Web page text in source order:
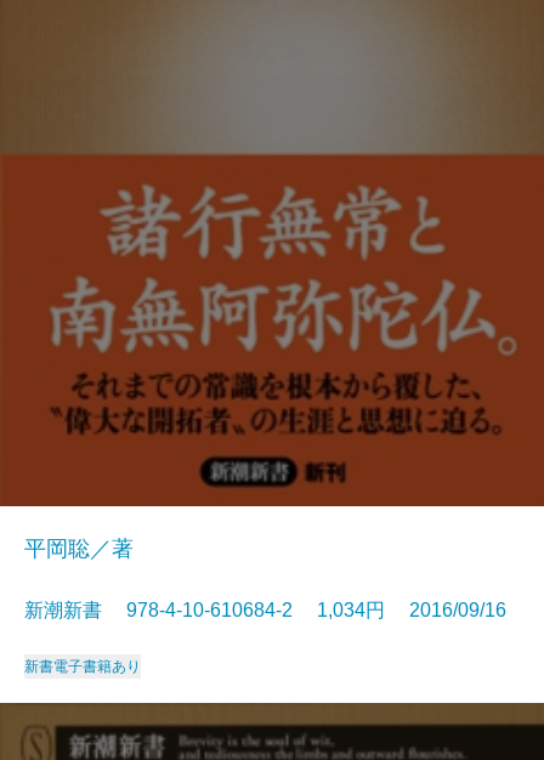
平岡聡／著
新潮新書 978-4-10-610684-2 1,034円 2016/09/16
新書電子書籍あり